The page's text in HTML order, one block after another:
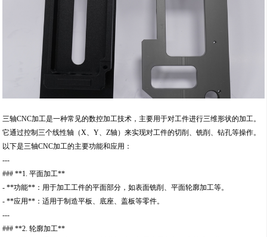
三轴CNC加工是一种常见的数控加工技术，主要用于对工件进行三维形状的加工。
它通过控制三个线性轴（X、Y、Z轴）来实现对工件的切削、铣削、钻孔等操作。
以下是三轴CNC加工的主要功能和应用：
---
### **1. 平面加工**
- **功能**：用于加工工件的平面部分，如表面铣削、平面轮廓加工等。
- **应用**：适用于制造平板、底座、盖板等零件。
---
### **2. 轮廓加工**